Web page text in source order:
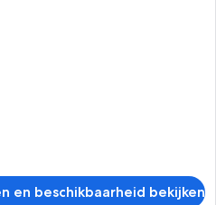
en beschikbaarheid bekijken